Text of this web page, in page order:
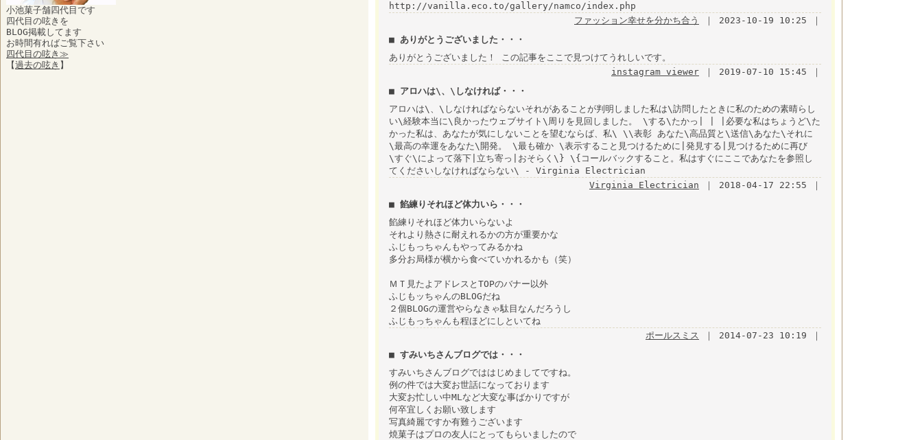
小池菓子舗四代目です
四代目の呟きを
BLOG掲載してます
お時間有ればご覧下さい
四代目の呟き≫
【過去の呟き 】
http://vanilla.eco.to/gallery/namco/index.php
ファッション幸せを分かち合う
｜ 2023-10-19 10:25 ｜
■ ありがとうございました・・・
ありがとうございました！ この記事をここで見つけてうれしいです。
instagram viewer ｜ 2019-07-10 15:45 ｜
■ アロハは\、\しなければ・・・
アロハは\、\しなければならないそれがあることが判明しました私は\訪問したときに私のための素晴らし
い\経験本当に\良かったウェブサイト\周りを見回しました。 \する\たかっ| | |必要な私はちょうど\た
かった私は、あなたが気にしないことを望むならば、私\ \\表彰 あなた\高品質と\送信\あなた\それに
\最高の幸運をあなた\開発。 \最も確か \表示すること見つけるために|発見する|見つけるために再び
\すぐ\によって落下|立ち寄っ|おそらく\} \{コールバックすること。私はすぐにここであなたを参照し
てくださいしなければならない\ - Virginia Electrician
Virginia Electrician ｜ 2018-04-17 22:55 ｜
■ 餡練りそれほど体力いら・・・
餡練りそれほど体力いらないよ
それより熱さに耐えれるかの方が重要かな
ふじもっちゃんもやってみるかね
多分お局様が横から食べていかれるかも（笑）
ＭＴ見たよアドレスとTOPのバナー以外
ふじもッちゃんのBLOGだね
２個BLOGの運営やらなきゃ駄目なんだろうし
ふじもっちゃんも程ほどにしといてね
ポールスミス ｜ 2014-07-23 10:19 ｜
■ すみいちさんブログでは・・・
すみいちさんブログでははじめましてですね。
例の件では大変お世話になっております
大変お忙しい中MLなど大変な事ばかりですが
何卒宜しくお願い致します
写真綺麗ですか有難うございます
焼菓子はプロの友人にとってもらいましたので